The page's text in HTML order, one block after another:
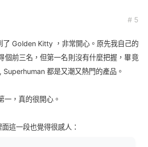
# 5
Golden Kitty ，非常開心。原先我自己的
個前三名，但第一名則沒有什麼把握，畢竟
都是又潮又熱門的產品。
一，真的很開心。
這一段也覺得很感人：